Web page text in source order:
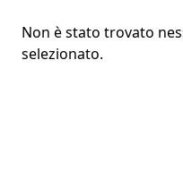
Non è stato trovato
selezionato.